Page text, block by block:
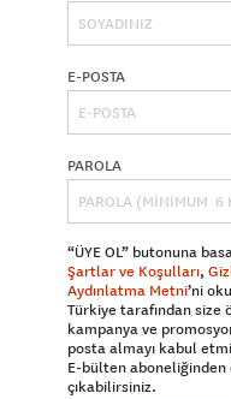
E-POSTA
PAROLA
“ÜYE OL” butonuna
Şartlar ve Koşulları,
Aydınlatma Metni’ni
Türkiye tarafından
kampanya ve
posta almayı kabul
E-bülten
çıkabilirsiniz.